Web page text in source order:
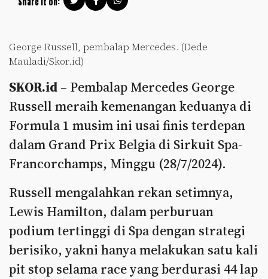
George Russell, pembalap Mercedes. (Dede
Mauladi/Skor.id)
SKOR.id – Pembalap Mercedes George
Russell meraih kemenangan keduanya di
Formula 1 musim ini usai finis terdepan
dalam Grand Prix Belgia di Sirkuit Spa-
Francorchamps, Minggu (28/7/2024).
Russell mengalahkan rekan setimnya,
Lewis Hamilton, dalam perburuan
podium tertinggi di Spa dengan strategi
berisiko, yakni hanya melakukan satu kali
pit stop selama race yang berdurasi 44 lap
Video